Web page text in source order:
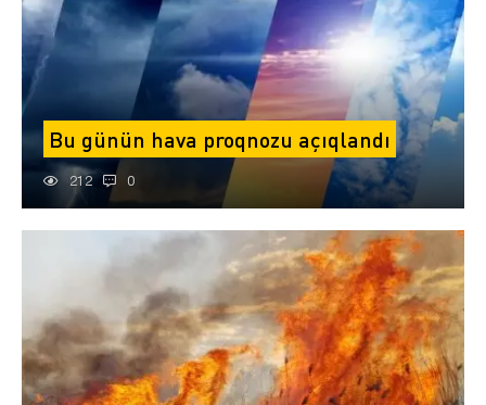
Bu günün hava proqnozu açıqlandı
212 0